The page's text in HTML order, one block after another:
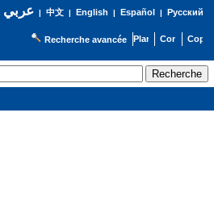
عربي| 中文| English | Español | Русский
Recherche avancée